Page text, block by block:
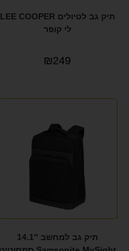
תיק גב לטיולים LEE COOPER
לי קופר
₪249
תיק גב למחשב 14.1″